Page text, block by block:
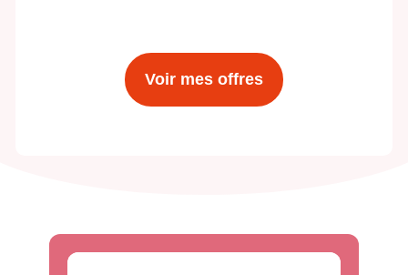
Voir mes offres